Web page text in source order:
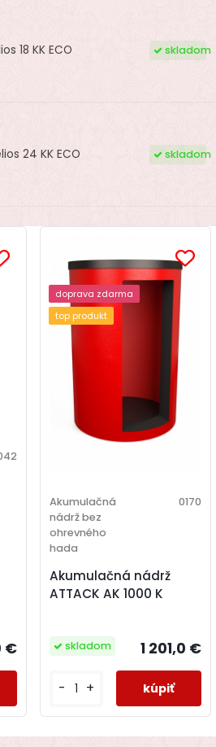
18 KK ECO skladom
24 KK ECO skladom
€
Akumulačná nádrž
ATTACK AK 1000 K
Akumulačná
nádrž bez
ohrevného
hada
0170
1 201,0 €
- +
skladom
doprava zdarma
top produkt